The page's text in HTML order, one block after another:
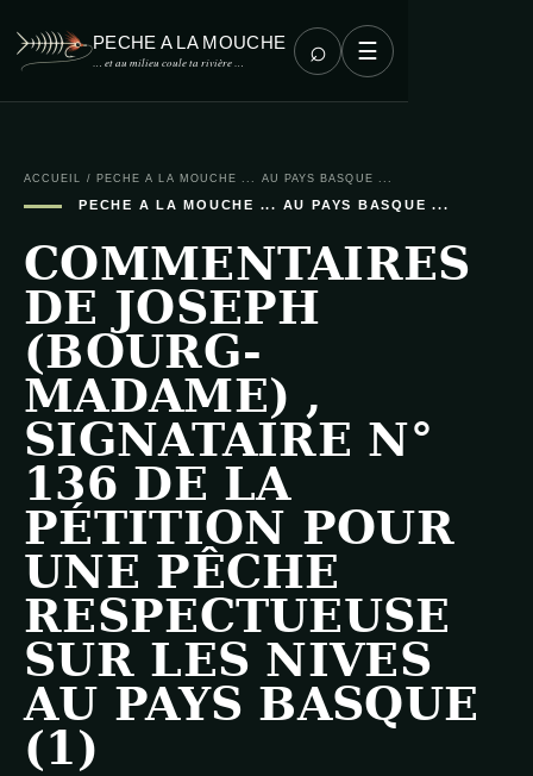
PECHE A LA MOUCHE
… et au milieu coule ta rivière … ⌕ ☰
ACCUEIL / PECHE A LA MOUCHE ... AU PAYS BASQUE ...
PECHE A LA MOUCHE ... AU PAYS BASQUE ...
COMMENTAIRES
DE JOSEPH
(BOURG-
MADAME) ,
SIGNATAIRE N°
136 DE LA
PÉTITION POUR
UNE PÊCHE
RESPECTUEUSE
SUR LES NIVES
AU PAYS BASQUE
(1)